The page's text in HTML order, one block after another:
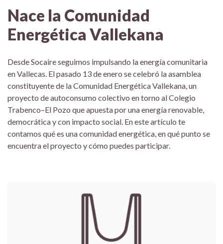
Nace la Comunidad
Energética Vallekana
Desde Socaire seguimos impulsando la energía comunitaria
en Vallecas. El pasado 13 de enero se celebró la asamblea
constituyente de la Comunidad Energética Vallekana, un
proyecto de autoconsumo colectivo en torno al Colegio
Trabenco–El Pozo que apuesta por una energía renovable,
democrática y con impacto social. En este artículo te
contamos qué es una comunidad energética, en qué punto se
encuentra el proyecto y cómo puedes participar.